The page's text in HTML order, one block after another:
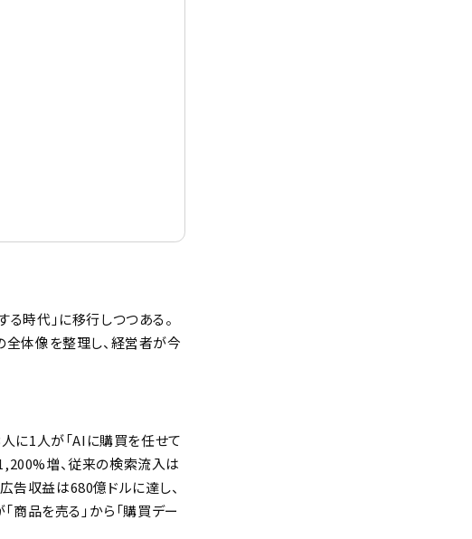
時代」に移行しつつある。
全体像を整理し、経営者が今
に1人が「AIに購買を任せて
増、従来の検索流入は
収益は680億ドルに達し、
品を売る」から「購買デー